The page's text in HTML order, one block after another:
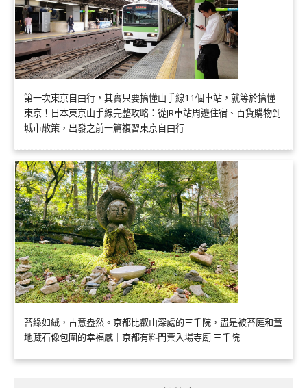
第一次東京自由行，其實只要搞懂山手線11個車站，就等於搞懂
東京！日本東京山手線完整攻略：從JR車站周邊住宿、百貨購物到
城市散策，出發之前一篇複習東京自由行
苔綠如絨，古意盎然。京都比叡山深處的三千院，盡是被苔庭和童
地藏石像包圍的幸福感｜京都有料門票入場寺廟 三千院